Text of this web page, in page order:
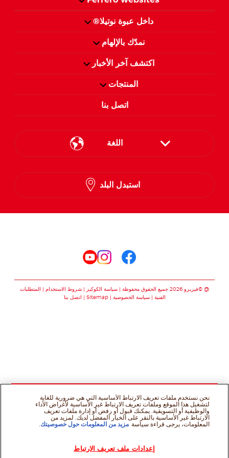
داخل عبوة نوتيلا®
نمدّك بالإلهام
اكتشف آخر الأخبار
المنتجات
اتصل بنا
اللغة
استبدل البلد
@ ©فيريرو 2026 جميع الحقوق محفوظة سياسة الكوكيز شروط الاستخدام
المتطلبات
الفنية
سياسة الخصوصية Sitemap اتصل بنا
نحن نستخدم ملفات تعريف الارتباط الأساسية التي هي ضرورية للغاية
لتشغيل هذا الموقع وملفات تعريف الارتباط غير الأساسية لأغراض الأداء
والوظيفية أو التسويقية. يمكنك قبول أو رفض أو إدارة ملفات تعريف
الارتباط غير الأساسية بالنقر على الخيار المفضل لديك. لمزيد من
المعلومات، يرجى قراءة سياسة مزيد من المعلومات حول خصوصيتك
إعدادات ملف تعريف الارتباط